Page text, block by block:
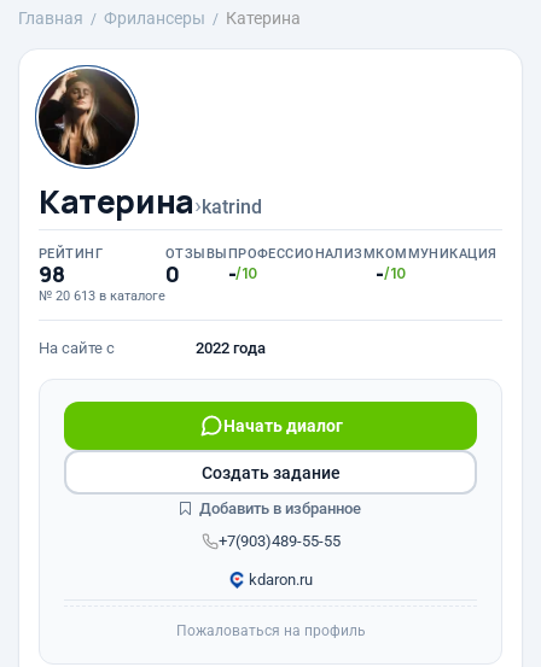
Главная Фрилансеры Катерина
Катерина›katrind
РЕЙТИНГ
98
№ 20 613 в каталоге
ОТЗЫВЫ
0
ПРОФЕССИОНАЛИЗМ
-/10
КОММУНИКАЦИЯ
-/10
На сайте с 2022 года
+7(903)489-55-55
Начать диалог
kdaron.ru
Создать задание
Добавить в избранное
Пожаловаться на профиль